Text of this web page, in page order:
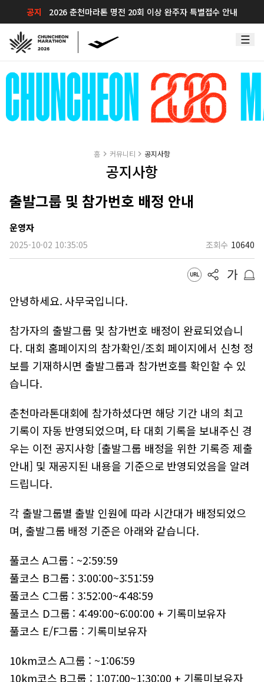
공지 2026 춘천마라톤 명전 20회 이상 완주자 특별접수 안내
홈 커뮤니티 공지사항
공지사항
출발그룹 및 참가번호 배정 안내
운영자
2025-10-02 10:35:05 조회수 10640
안녕하세요. 사무국입니다.
참가자의 출발그룹 및 참가번호 배정이 완료되었습니
다. 대회 홈페이지의 참가확인/조회 페이지에서 신청 정
보를 기재하시면 출발그룹과 참가번호를 확인할 수 있
습니다.
춘천마라톤대회에 참가하셨다면 해당 기간 내의 최고
기록이 자동 반영되었으며, 타 대회 기록을 보내주신 경
우는 이전 공지사항 [출발그룹 배정을 위한 기록증 제출
안내] 및 재공지된 내용을 기준으로 반영되었음을 알려
드립니다.
각 출발그룹별 출발 인원에 따라 시간대가 배정되었으
며, 출발그룹 배정 기준은 아래와 같습니다.
풀코스 A그룹 : ~2:59:59
풀코스 B그룹 : 3:00:00~3:51:59
풀코스 C그룹 : 3:52:00~4:48:59
풀코스 D그룹 : 4:49:00~6:00:00 + 기록미보유자
풀코스 E/F그룹 : 기록미보유자
10km코스 A그룹 : ~1:06:59
10km코스 B그룹 : 1:07:00~1:30:00 + 기록미보유자